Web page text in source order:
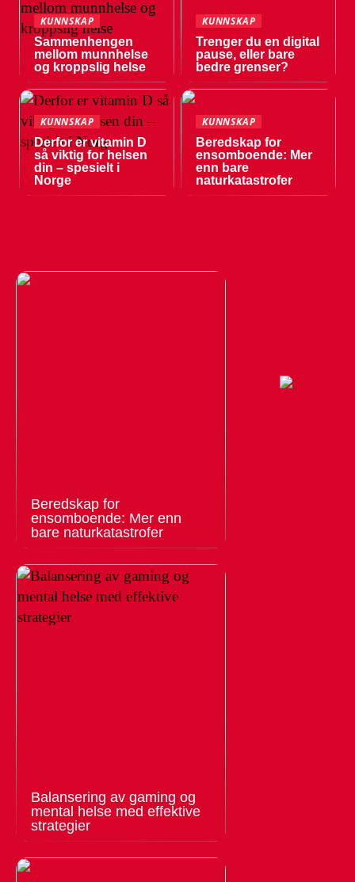
KUNNSKAP
Sammenhengen
mellom munnhelse
og kroppslig helse
KUNNSKAP
Trenger du en digital
pause, eller bare
bedre grenser?
KUNNSKAP
Derfor er vitamin D
så viktig for helsen
din – spesielt i
Norge
KUNNSKAP
Beredskap for
ensomboende: Mer
enn bare
naturkatastrofer
Beredskap for
ensomboende: Mer enn
bare naturkatastrofer
Balansering av gaming og
mental helse med effektive
strategier